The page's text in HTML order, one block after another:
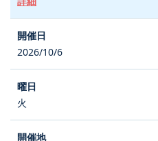
2026/10/6
火